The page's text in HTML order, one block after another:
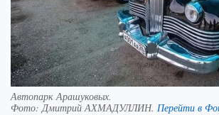
Автопарк Арашуковых.
Фото: Дмитрий АХМАДУЛЛИН. Перейти в